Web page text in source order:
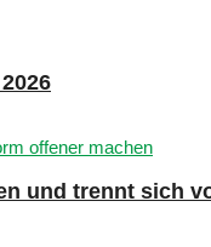
und trennt sich